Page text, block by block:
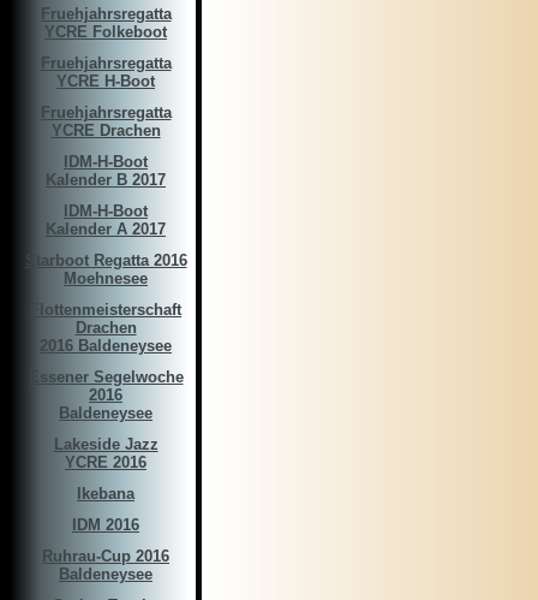
Fruehjahrsregatta
YCRE Folkeboot
Fruehjahrsregatta
YCRE H-Boot
Fruehjahrsregatta
YCRE Drachen
IDM-H-Boot
Kalender B 2017
IDM-H-Boot
Kalender A 2017
Starboot Regatta 2016
Moehnesee
Flottenmeisterschaft
Drachen
2016 Baldeneysee
Essener Segelwoche
2016
Baldeneysee
Lakeside Jazz
YCRE 2016
Ikebana
IDM 2016
Ruhrau-Cup 2016
Baldeneysee